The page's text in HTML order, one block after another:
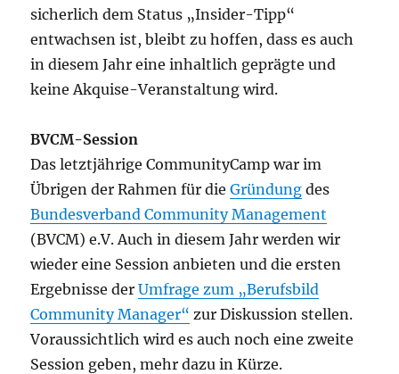
sicherlich dem Status „Insider-Tipp“
entwachsen ist, bleibt zu hoffen, dass es auch
in diesem Jahr eine inhaltlich geprägte und
keine Akquise-Veranstaltung wird.
BVCM-Session
Das letztjährige CommunityCamp war im
Übrigen der Rahmen für dieGründung des
Bundesverband Community Management
(BVCM) e.V. Auch in diesem Jahr werden wir
wieder eine Session anbieten und die ersten
Ergebnisse derUmfrage zum „Berufsbild
Community Manager“ zur Diskussion stellen.
Voraussichtlich wird es auch noch eine zweite
Session geben, mehr dazu in Kürze.